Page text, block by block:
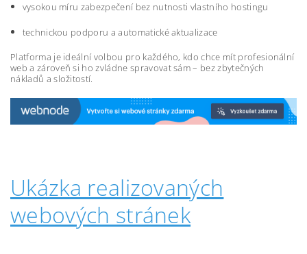
vysokou míru zabezpečení bez nutnosti vlastního hostingu
technickou podporu a automatické aktualizace
Platforma je ideální volbou pro každého, kdo chce mít profesionální
web a zároveň si ho zvládne spravovat sám – bez zbytečných
nákladů a složitostí.
Ukázka realizovaných
webových stránek